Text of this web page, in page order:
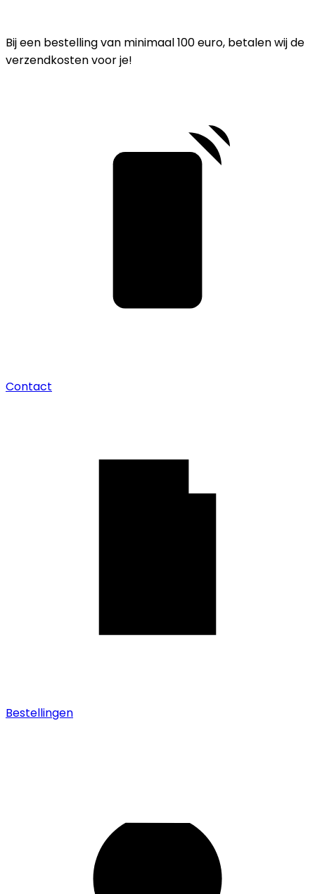
Bij een bestelling van minimaal 100 euro, betalen wij de
verzendkosten voor je!
Contact
Bestellingen